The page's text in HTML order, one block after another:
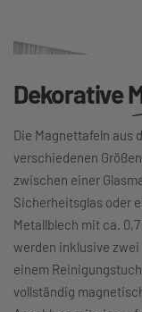
Dekorative
Die Magnettafeln aus
verschiedenen
zwischen einer
Sicherheitsglas oder
Metallblech mit ca.
werden inklusive
einem
vollständig